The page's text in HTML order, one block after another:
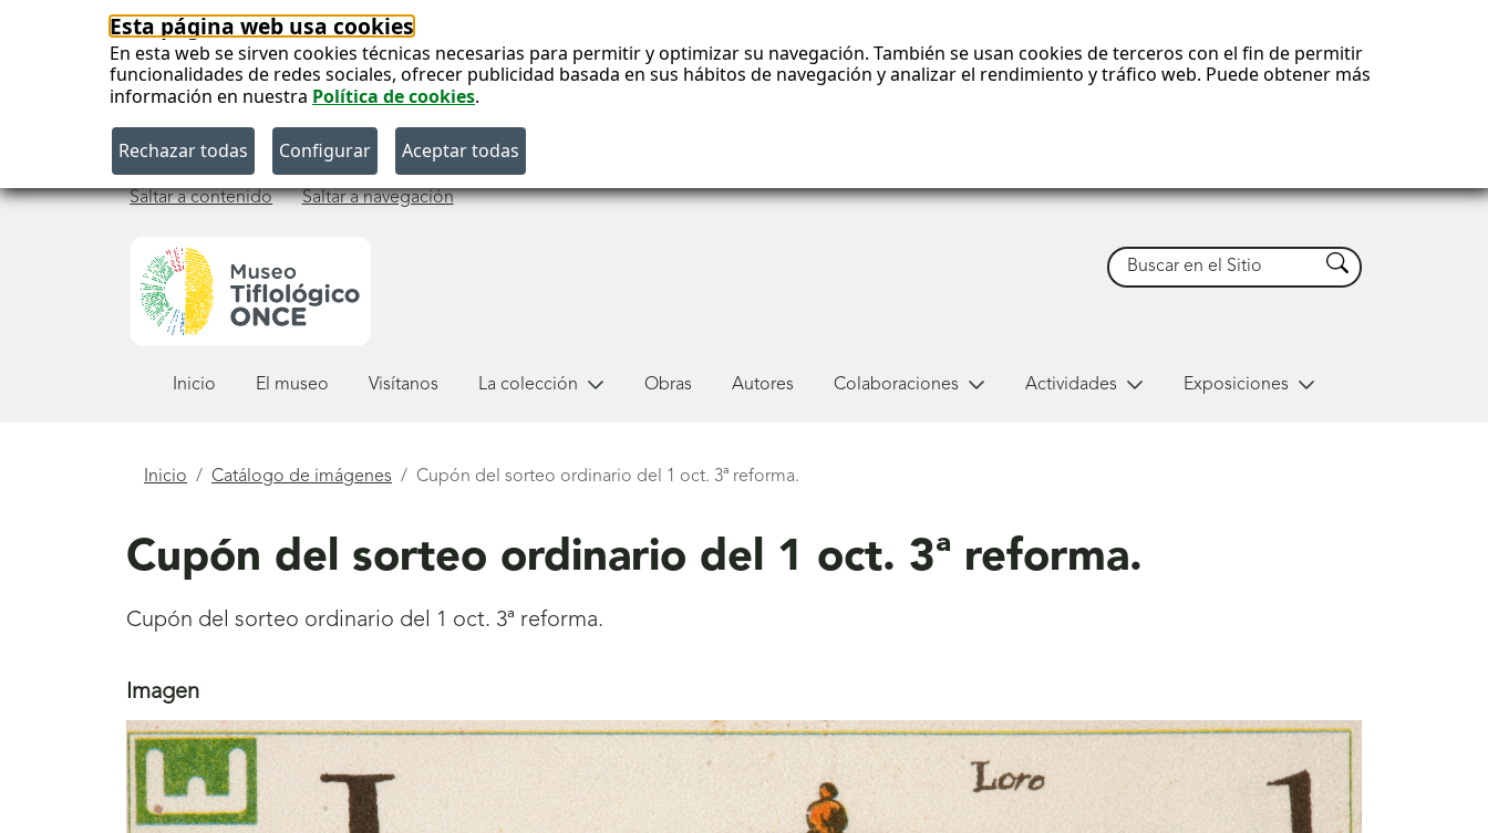
Esta página web usa cookies
En esta web se sirven cookies técnicas necesarias para permitir y optimizar su navegación. También se usan cookies de terceros con el fin de permitir
funcionalidades de redes sociales, ofrecer publicidad basada en sus hábitos de navegación y analizar el rendimiento y tráfico web. Puede obtener más
información en nuestra Política de cookies.
Saltar a contenido Saltar a navegación
Buscar Buscar
Inicio El museo Visítanos La colección Obras Autores Colaboraciones Actividades Exposiciones
Está
Inicio Catálogo de imágenes Cupón del sorteo ordinario del 1 oct. 3ª reforma.
Cupón del sorteo ordinario del 1 oct. 3ª reforma.
Cupón del sorteo ordinario del 1 oct. 3ª reforma.
Imagen